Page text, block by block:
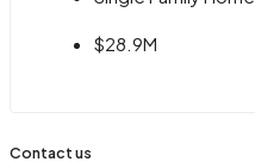
$28.9M
Contact us